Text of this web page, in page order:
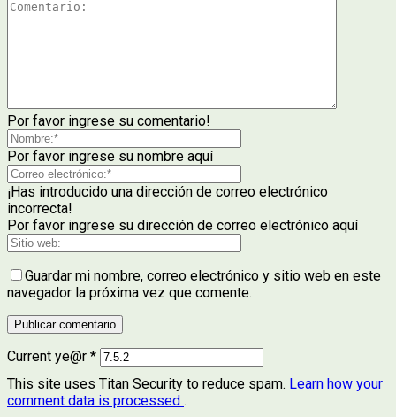
Por favor ingrese su comentario!
Por favor ingrese su nombre aquí
¡Has introducido una dirección de correo electrónico
incorrecta!
Por favor ingrese su dirección de correo electrónico aquí
Guardar mi nombre, correo electrónico y sitio web en este
navegador la próxima vez que comente.
Current ye@r *
This site uses Titan Security to reduce spam. Learn how your
comment data is processed .